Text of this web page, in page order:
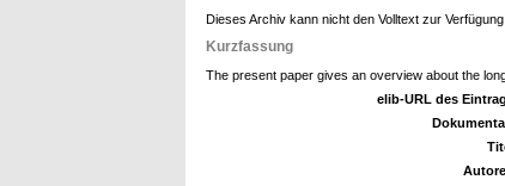
Dieses Archiv kann nicht den Volltext zur Verfügung
Kurzfassung
The present paper gives an overview about the
elib-URL des